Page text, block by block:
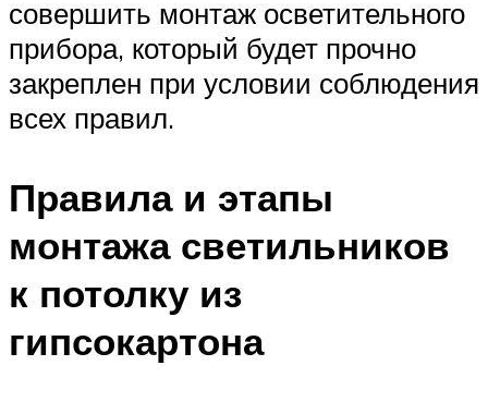
совершить монтаж осветительного
прибора, который будет прочно
закреплен при условии соблюдения
всех правил.
Правила и этапы
монтажа светильников
к потолку из
гипсокартона